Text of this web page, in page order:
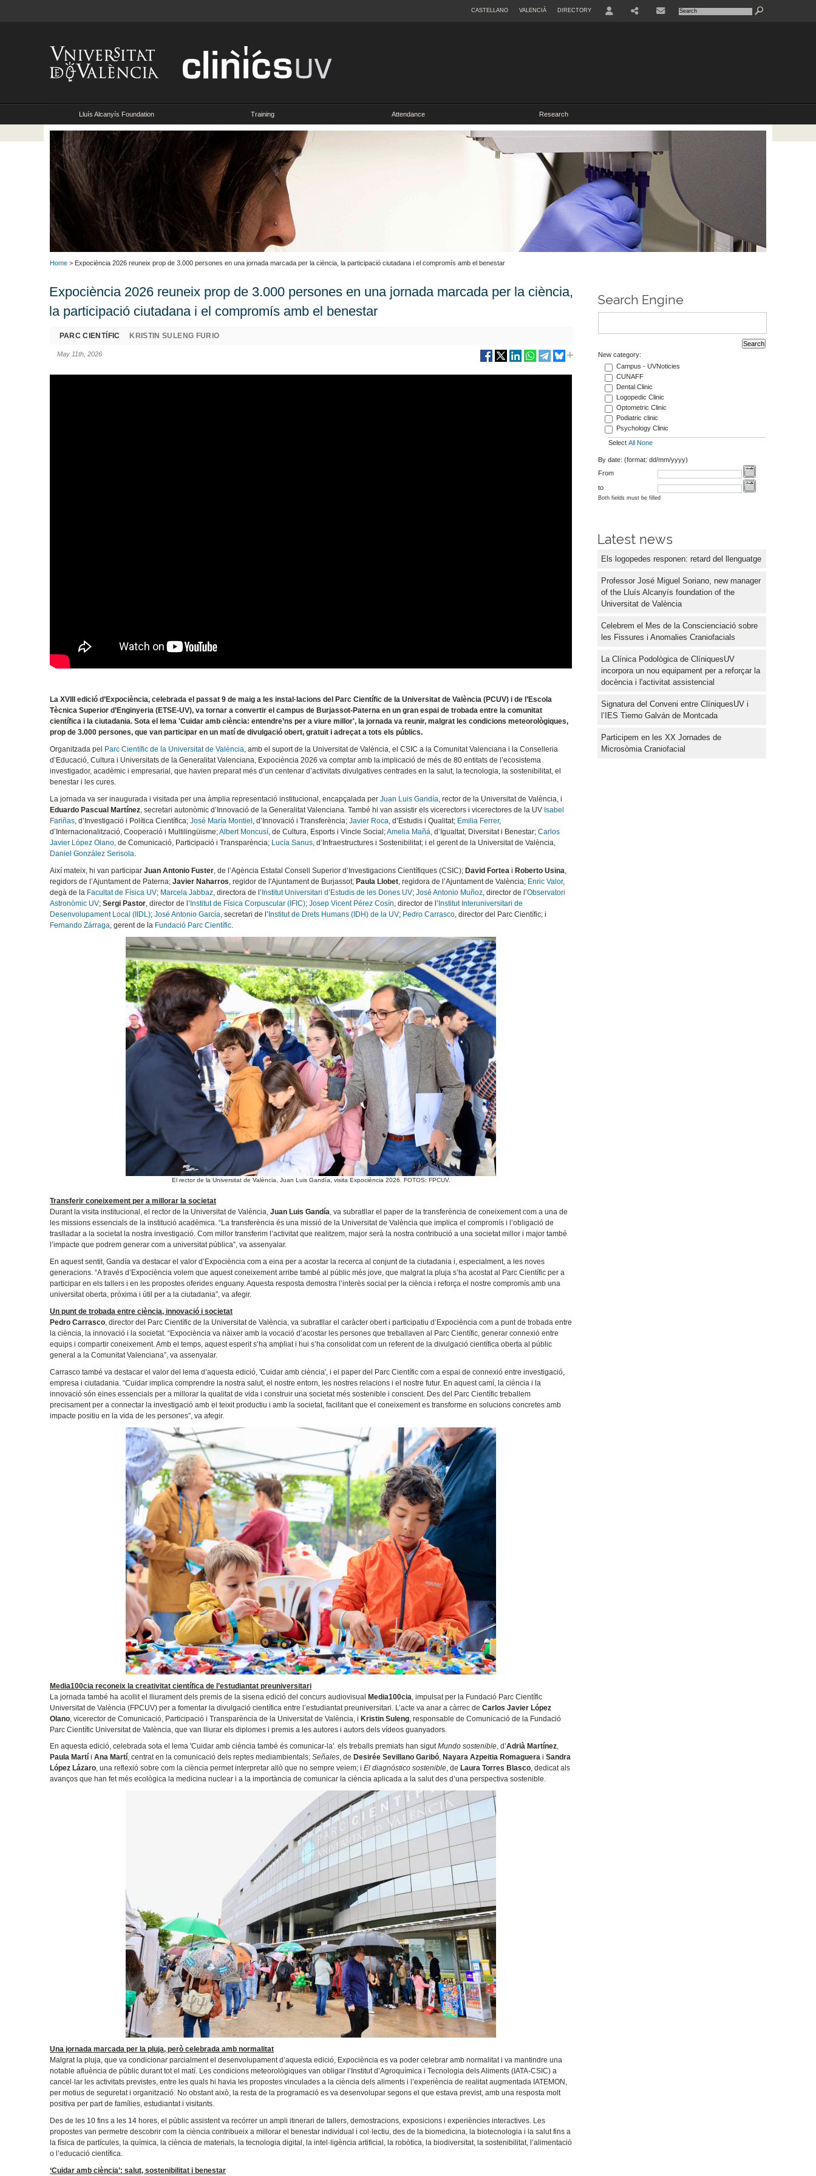
CASTELLANO VALENCIÀ DIRECTORY
Lluís Alcanyís Foundation Training Attendance Research
Home > Expociència 2026 reuneix prop de 3.000 persones en una jornada marcada per la ciència, la participació ciutadana i el compromís amb el benestar
Expociència 2026 reuneix prop de 3.000 persones en una jornada marcada per la ciència,
la participació ciutadana i el compromís amb el benestar
PARC CIENTÍFIC KRISTIN SULENG FURIO
May 11th, 2026
La XVIII edició d’Expociència, celebrada el passat 9 de maig a les instal·lacions del Parc Científic de la Universitat de València (PCUV) i de l’Escola
Tècnica Superior d’Enginyeria (ETSE-UV), va tornar a convertir el campus de Burjassot-Paterna en un gran espai de trobada entre la comunitat
científica i la ciutadania. Sota el lema 'Cuidar amb ciència: entendre’ns per a viure millor', la jornada va reunir, malgrat les condicions meteorològiques,
prop de 3.000 persones, que van participar en un matí de divulgació obert, gratuït i adreçat a tots els públics.
Organitzada pel
Parc Científic de la Universitat de València, amb el suport de la Universitat de València, el CSIC a la Comunitat Valenciana i la Conselleria
d’Educació, Cultura i Universitats de la Generalitat Valenciana, Expociència 2026 va comptar amb la implicació de més de 80 entitats de l’ecosistema
investigador, acadèmic i empresarial, que havien preparat més d’un centenar d’activitats divulgatives centrades en la salut, la tecnologia, la sostenibilitat, el
benestar i les cures.
La jornada va ser inaugurada i visitada per una àmplia representació institucional, encapçalada perJuan Luis Gandía, rector de la Universitat de València, i
Eduardo Pascual Martínez, secretari autonòmic d’Innovació de la Generalitat Valenciana. També hi van assistir els vicerectors i vicerectores de la UV Isabel
Fariñas, d’Investigació i Política Científica;José María Montiel, d’Innovació i Transferència;Javier Roca, d’Estudis i Qualitat; Emilia Ferrer,
d’Internacionalització, Cooperació i Multilingüisme;Albert Moncusí, de Cultura, Esports i Vincle Social;Amelia Mañá, d’Igualtat, Diversitat i Benestar;Carlos
Javier López Olano, de Comunicació, Participació i Transparència; Lucía Sanus, d’Infraestructures i Sostenibilitat; i el gerent de la Universitat de València,
Daniel González Serisola.
Així mateix, hi van participarJuan Antonio Fuster, de l’Agència Estatal Consell Superior d’Investigacions Científiques (CSIC);David Fortea iRoberto Usina,
regidors de l’Ajuntament de Paterna;Javier Naharros, regidor de l'Ajuntament de Burjassot;Paula Llobet, regidora de l’Ajuntament de València; Enric Valor,
degà de la Facultat de Física UV; Marcela Jabbaz, directora de l’Institut Universitari d’Estudis de les Dones UV;José Antonio Muñoz, director de l’Observatori
Astronòmic UV;Sergi Pastor, director de l’Institut de Física Corpuscular (IFIC);Josep Vicent Pérez Cosín, director de l’Institut Interuniversitari de
Desenvolupament Local (IIDL);José Antonio García, secretari de l’Institut de Drets Humans (IDH) de la UV; Pedro Carrasco, director del Parc Científic; i
Fernando Zárraga, gerent de la Fundació Parc Científic.
El rector de la Universitat de València, Juan Luis Gandía, visita Expociència 2026. FOTOS: FPCUV.
Transferir coneixement per a millorar la societat
Durant la visita institucional, el rector de la Universitat de València,Juan Luis Gandía , va subratllar el paper de la transferència de coneixement com a una de
les missions essencials de la institució acadèmica. “La transferència és una missió de la Universitat de València que implica el compromís i l’obligació de
traslladar a la societat la nostra investigació. Com millor transferim l’activitat que realitzem, major serà la nostra contribució a una societat millor i major també
l’impacte que podrem generar com a universitat pública”, va assenyalar.
En aquest sentit, Gandía va destacar el valor d’Expociència com a eina per a acostar la recerca al conjunt de la ciutadania i, especialment, a les noves
generacions. “A través d’Expociència volem que aquest coneixement arribe també al públic més jove, que malgrat la pluja s’ha acostat al Parc Científic per a
participar en els tallers i en les propostes oferides enguany. Aquesta resposta demostra l’interès social per la ciència i reforça el nostre compromís amb una
universitat oberta, pròxima i útil per a la ciutadania”, va afegir.
Un punt de trobada entre ciència, innovació i societat
Pedro Carrasco , director del Parc Científic de la Universitat de València, va subratllar el caràcter obert i participatiu d’Expociència com a punt de trobada entre
la ciència, la innovació i la societat. “Expociència va nàixer amb la vocació d’acostar les persones que treballaven al Parc Científic, generar connexió entre
equips i compartir coneixement. Amb el temps, aquest esperit s’ha ampliat i hui s’ha consolidat com un referent de la divulgació científica oberta al públic
general a la Comunitat Valenciana”, va assenyalar.
Carrasco també va destacar el valor del lema d’aquesta edició, 'Cuidar amb ciència', i el paper del Parc Científic com a espai de connexió entre investigació,
empresa i ciutadania. “Cuidar implica comprendre la nostra salut, el nostre entorn, les nostres relacions i el nostre futur. En aquest camí, la ciència i la
innovació són eines essencials per a millorar la qualitat de vida i construir una societat més sostenible i conscient. Des del Parc Científic treballem
precisament per a connectar la investigació amb el teixit productiu i amb la societat, facilitant que el coneixement es transforme en solucions concretes amb
impacte positiu en la vida de les persones”, va afegir.
Media100cia reconeix la creativitat científica de l’estudiantat preuniversitari
La jornada també ha acollit el lliurament dels premis de la sisena edició del concurs audiovisualMedia100cia , impulsat per la Fundació Parc Científic
Universitat de València (FPCUV) per a fomentar la divulgació científica entre l’estudiantat preuniversitari. L’acte va anar a càrrec deCarlos Javier López
Olano , vicerector de Comunicació, Participació i Transparència de la Universitat de València, iKristin Suleng , responsable de Comunicació de la Fundació
Parc Científic Universitat de València, que van lliurar els diplomes i premis a les autores i autors dels vídeos guanyadors.
En aquesta edició, celebrada sota el lema 'Cuidar amb ciència també és comunicar-la'. els treballs premiats han sigutMundo sostenible, d’Adrià Martínez,
Paula Martí iAna Martí, centrat en la comunicació dels reptes mediambientals;Señales, de Desirée Sevillano Garibó, Nayara Azpeitia Romaguera iSandra
López Lázaro, una reflexió sobre com la ciència permet interpretar allò que no sempre veiem; iEl diagnóstico sostenible, de Laura Torres Blasco, dedicat als
avanços que han fet més ecològica la medicina nuclear i a la importància de comunicar la ciència aplicada a la salut des d’una perspectiva sostenible.
Una jornada marcada per la pluja, però celebrada amb normalitat
Malgrat la pluja, que va condicionar parcialment el desenvolupament d’aquesta edició, Expociència es va poder celebrar amb normalitat i va mantindre una
notable afluència de públic durant tot el matí. Les condicions meteorològiques van obligar l’Institut d’Agroquímica i Tecnologia dels Aliments (IATA-CSIC) a
cancel·lar les activitats previstes, entre les quals hi havia les propostes vinculades a la ciència dels aliments i l’experiència de realitat augmentada IATEMON,
per motius de seguretat i organització. No obstant això, la resta de la programació es va desenvolupar segons el que estava previst, amb una resposta molt
positiva per part de famílies, estudiantat i visitants.
Des de les 10 fins a les 14 hores, el públic assistent va recórrer un ampli itinerari de tallers, demostracions, exposicions i experiències interactives. Les
propostes van permetre descobrir com la ciència contribueix a millorar el benestar individual i col·lectiu, des de la biomedicina, la biotecnologia i la salut fins a
la física de partícules, la química, la ciència de materials, la tecnologia digital, la intel·ligència artificial, la robòtica, la biodiversitat, la sostenibilitat, l’alimentació
o l’educació científica.
‘Cuidar amb ciència’: salut, sostenibilitat i benestar
Search Engine
New category:
Campus - UVNoticies
CUNAFF
Dental Clinic
Logopedic Clinic
Optometric Clinic
Podiatric clinic
Psychology Clinic
Select All None
By date: (format: dd/mm/yyyy)
From
to
Both fields must be filled
Latest news
Els logopedes responen: retard del llenguatge
Professor José Miguel Soriano, new manager
of the Lluís Alcanyís foundation of the
Universitat de València
Celebrem el Mes de la Conscienciació sobre
les Fissures i Anomalies Craniofacials
La Clínica Podològica de ClíniquesUV
incorpora un nou equipament per a reforçar la
docència i l'activitat assistencial
Signatura del Conveni entre ClíniquesUV i
l’IES Tierno Galván de Montcada
Participem en les XX Jornades de
Microsòmia Craniofacial